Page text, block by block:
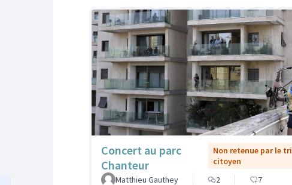
Concert au parc
Chanteur
Non retenue par le tri
citoyen
Matthieu Gauthey
2 7